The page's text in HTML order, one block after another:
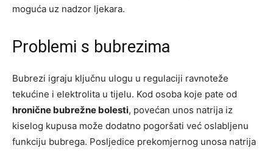
moguća uz nadzor ljekara.
Problemi s bubrezima
Bubrezi igraju ključnu ulogu u regulaciji ravnoteže
tekućine i elektrolita u tijelu. Kod osoba koje pate od
hronične bubrežne bolesti, povećan unos natrija iz
kiselog kupusa može dodatno pogoršati već oslabljenu
funkciju bubrega. Posljedice prekomjernog unosa natrija